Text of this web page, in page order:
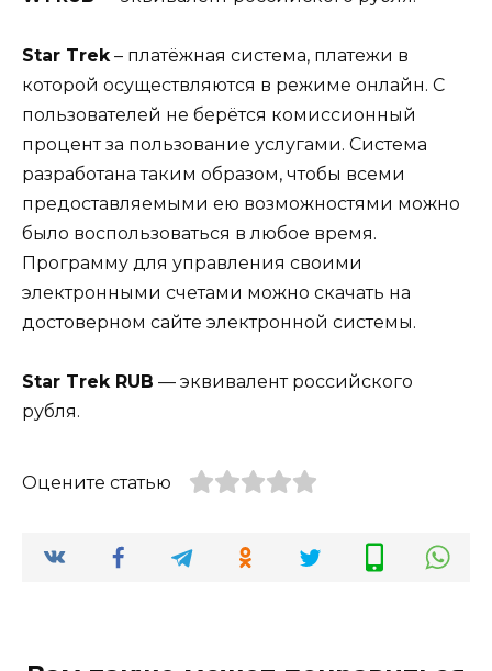
Star Trek– платёжная система, платежи в
которой осуществляются в режиме онлайн. С
пользователей не берётся комиссионный
процент за пользование услугами. Система
разработана таким образом, чтобы всеми
предоставляемыми ею возможностями можно
было воспользоваться в любое время.
Программу для управления своими
электронными счетами можно скачать на
достоверном сайте электронной системы.
Star Trek RUB — эквивалент российского
рубля.
Оцените статью